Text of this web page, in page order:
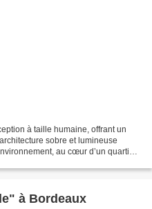
à taille humaine, offrant un
sobre et lumineuse
au cœur d’un quartier
à Bordeaux